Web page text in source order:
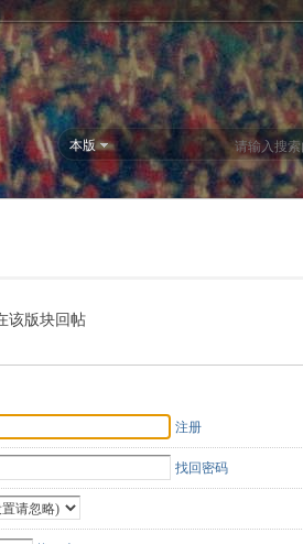
本版
该版块回帖
注册
找回密码